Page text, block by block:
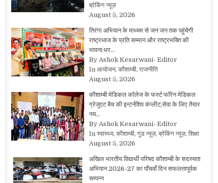
ब्रेकिंग न्यूज़
August 5, 2026
तिरंगा अभियान के माध्यम से जन जन तक पहुंचेगी
राष्ट्रध्वज के प्रति सम्मान और राष्ट्रभक्ति की
भावना:धर…
By Ashok Kesarwani- Editor
In आयोजन, कौशाम्बी, राजनीति
August 5, 2026
कौशाम्बी मेडिकल कॉलेज के फर्स्ट फॉरेन मेडिकल
ग्रेजुएट बैच की इन्टर्नशिप कंप्लीट,सेवा के लिए तैयार
नय…
By Ashok Kesarwani- Editor
In स्वास्थ्य, कौशाम्बी, गुड न्यूज़, ब्रेकिंग न्यूज़, शिक्षा
August 5, 2026
अखिल भारतीय विद्यार्थी परिषद कौशाम्बी के सदस्यता
अभियान 2026-27 का पाँचवाँ दिन सफलतापूर्वक
सम्पन्न